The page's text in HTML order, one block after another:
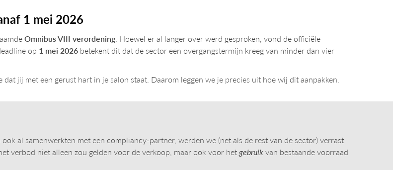
1 mei 2026
Omnibus VIII verordening. Hoewel er al langer over werd gesproken, vond de officiële
op 1 mei 2026 betekent dit dat de sector een overgangstermijn kreeg van minder dan vier
jij met een gerust hart in je salon staat. Daarom leggen we je precies uit hoe wij dit aanpakken.
al samenwerkten met een compliancy-partner, werden we (net als de rest van de sector) verrast
verbod niet alleen zou gelden voor de verkoop, maar ook voor hetgebruikvan bestaande voorraad